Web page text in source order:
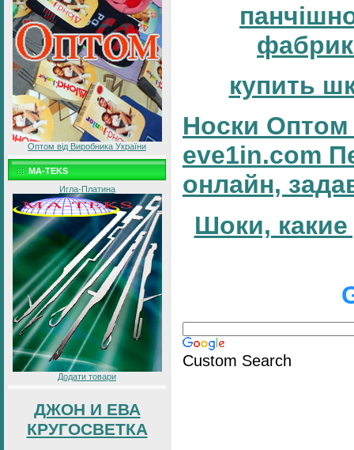
Оптом від Виробника України
MA-TEKS
Игла-Платина
Додати товари
ДЖОН И ЕВА
КРУГОСВЕТКА
купить
Носки Оптом
eve1in.com
онлайн,
Шоки, какие
Custom Search